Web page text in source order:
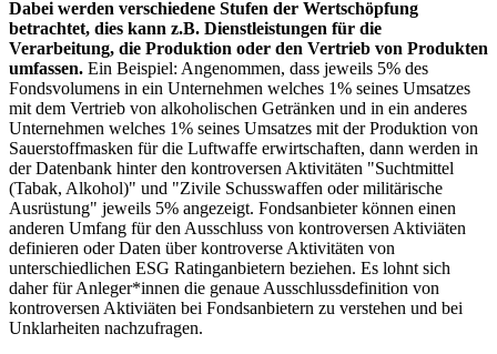
Dabei werden verschiedene Stufen der Wertschöpfung
betrachtet, dies kann z.B. Dienstleistungen für die
Verarbeitung, die Produktion oder den Vertrieb von Produkten
umfassen. Ein Beispiel: Angenommen, dass jeweils 5% des
Fondsvolumens in ein Unternehmen welches 1% seines Umsatzes
mit dem Vertrieb von alkoholischen Getränken und in ein anderes
Unternehmen welches 1% seines Umsatzes mit der Produktion von
Sauerstoffmasken für die Luftwaffe erwirtschaften, dann werden in
der Datenbank hinter den kontroversen Aktivitäten "Suchtmittel
(Tabak, Alkohol)" und "Zivile Schusswaffen oder militärische
Ausrüstung" jeweils 5% angezeigt. Fondsanbieter können einen
anderen Umfang für den Ausschluss von kontroversen Aktiviäten
definieren oder Daten über kontroverse Aktivitäten von
unterschiedlichen ESG Ratinganbietern beziehen. Es lohnt sich
daher für Anleger*innen die genaue Ausschlussdefinition von
kontroversen Aktiviäten bei Fondsanbietern zu verstehen und bei
Unklarheiten nachzufragen.